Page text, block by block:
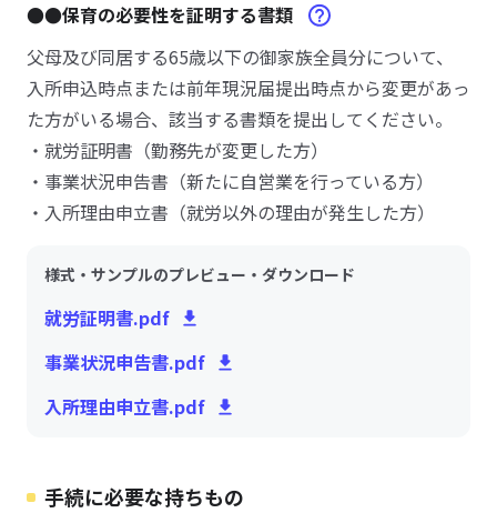
●●保育の必要性を証明する書類
父母及び同居する65歳以下の御家族全員分について、
入所申込時点または前年現況届提出時点から変更があっ
た方がいる場合、該当する書類を提出してください。
・就労証明書（勤務先が変更した方）
・事業状況申告書（新たに自営業を行っている方）
・入所理由申立書（就労以外の理由が発生した方）
様式・サンプルのプレビュー・ダウンロード
就労証明書.pdf
事業状況申告書.pdf
入所理由申立書.pdf
手続に必要な持ちもの